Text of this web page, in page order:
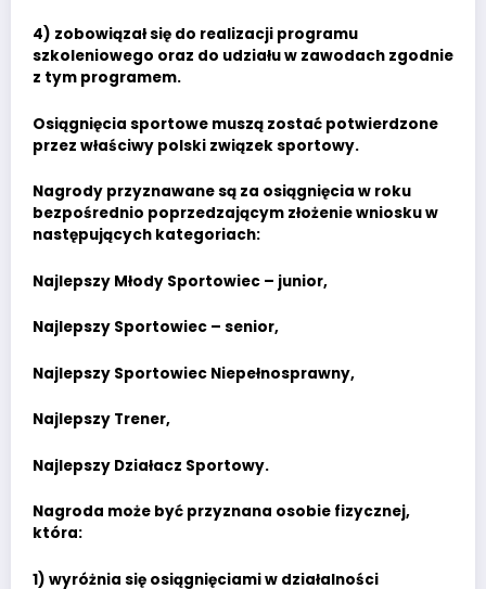
4) zobowiązał się do realizacji programu
szkoleniowego oraz do udziału w zawodach zgodnie
z tym programem.
Osiągnięcia sportowe muszą zostać potwierdzone
przez właściwy polski związek sportowy.
Nagrody przyznawane są za osiągnięcia w roku
bezpośrednio poprzedzającym złożenie wniosku w
następujących kategoriach:
Najlepszy Młody Sportowiec – junior,
Najlepszy Sportowiec – senior,
Najlepszy Sportowiec Niepełnosprawny,
Najlepszy Trener,
Najlepszy Działacz Sportowy.
Nagroda może być przyznana osobie fizycznej,
która:
1) wyróżnia się osiągnięciami w działalności